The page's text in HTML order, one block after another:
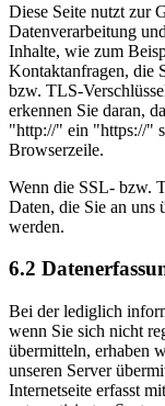
Diese Seite nutzt zur
Datenverarbeitung
Inhalte, wie zum
Kontaktanfragen, die
bzw. TLS-
erkennen Sie daran,
"http://" ein "https://"
Browserzeile.
Wenn die SSL- bzw.
Daten, die Sie an uns
werden.
6.2
Bei der lediglich
wenn Sie sich nicht
übermitteln, erhaben
unseren Server
Internetseite erfasst